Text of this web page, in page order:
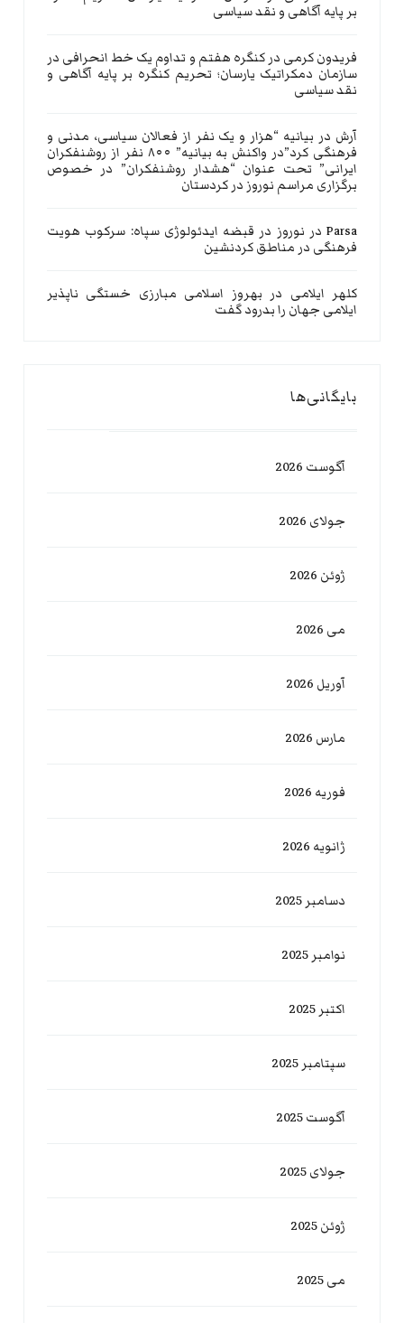
بر پایه آگاهی و نقد سیاسی
فریدون کرمی درکنگره هفتم و تداوم یک خط انحرافی در
سازمان دمکراتیک یارسان؛ تحریم کنگره بر پایه آگاهی و
نقد سیاسی
آرش در بیانیه “هزار و یک نفر از فعالان سیاسی، مدنی و
فرهنگی کرد”در واکنش به بیانیه” ۸۰۰ نفر از روشنفکران
ایرانی” تحت عنوان “هشدار روشنفکران” در خصوص
برگزاری مراسم نوروز در کردستان
Parsa در نوروز در قبضه ایدئولوژی سپاه: سرکوب هویت
فرهنگی در مناطق کردنشین
کلهر ایلامی در بهروز اسلامی مبارزی خستگی ناپذیر
ایلامی جهان را بدرود گفت
بایگانی‌ها
آگوست 2026
جولای 2026
ژوئن 2026
می 2026
آوریل 2026
مارس 2026
فوریه 2026
ژانویه 2026
دسامبر 2025
نوامبر 2025
اکتبر 2025
سپتامبر 2025
آگوست 2025
جولای 2025
ژوئن 2025
می 2025